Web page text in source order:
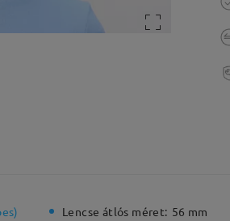
) Lencse átlós méret: 56 mm